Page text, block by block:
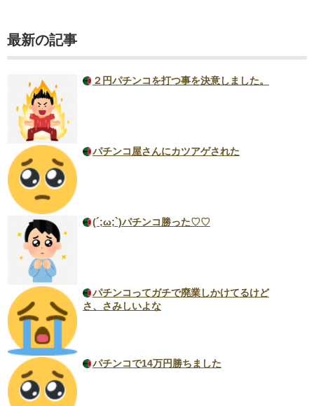
最新の記事
２円パチンコを打つ事を決意しました。
パチンコ屋さんにカツアゲされた
(´;ω;`)パチンコ勝った♡♡
パチンコってガチで廃業しかけてるけど
さ、さみしいよな
パチンコで14万円勝ちました